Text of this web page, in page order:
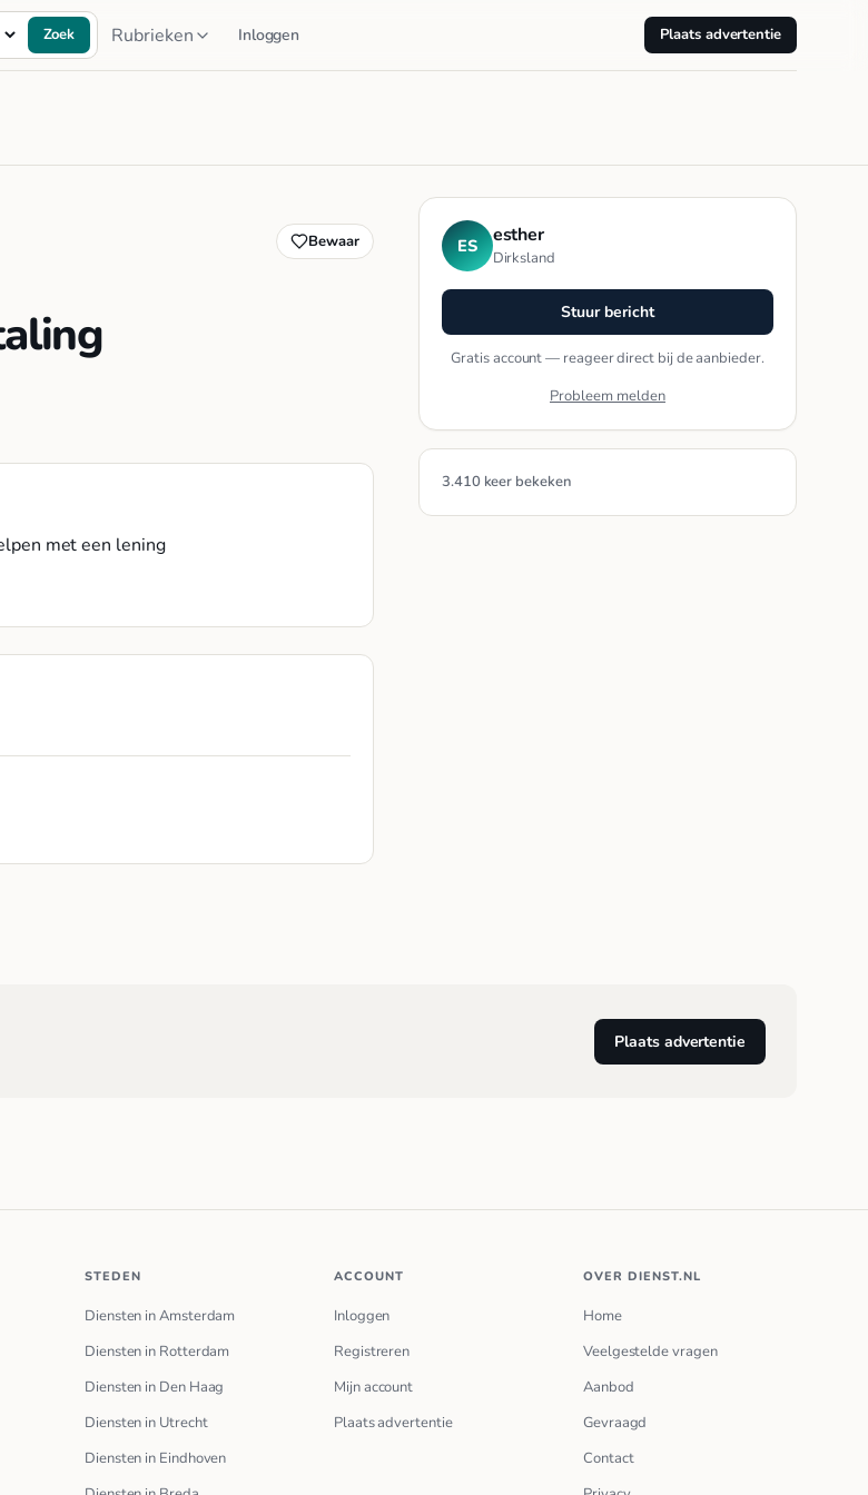
Zoek Rubrieken Inloggen Plaats advertentie
Bewaar
met een lening
ES esther
Dirksland
Stuur bericht
Gratis account — reageer direct bij de aanbieder.
Probleem melden
3.410 keer bekeken
Plaats advertentie
STEDEN
Diensten in Amsterdam
Diensten in Rotterdam
Diensten in Den Haag
Diensten in Utrecht
Diensten in Eindhoven
ACCOUNT
Inloggen
Registreren
Mijn account
Plaats advertentie
OVER DIENST.NL
Home
Veelgestelde vragen
Aanbod
Gevraagd
Contact